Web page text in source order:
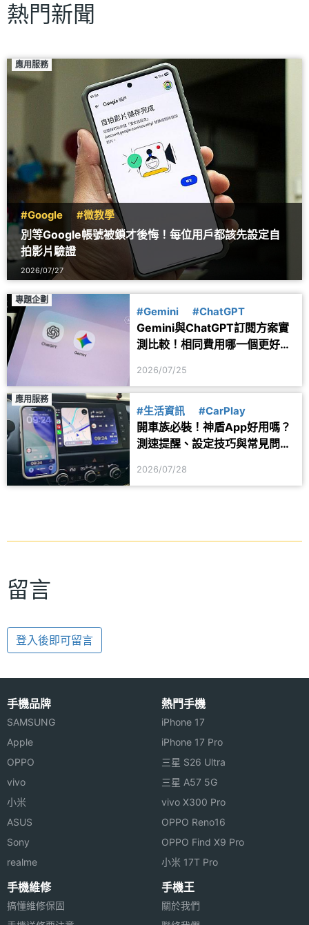
熱門新聞
應用服務
#Google #微教學
別等Google帳號被鎖才後悔！每位用戶都該先設定自
拍影片驗證
2026/07/27
專題企劃
#Gemini #ChatGPT
Gemini與ChatGPT訂閱方案實
測比較！相同費用哪一個更好
2026/07/25
應用服務
#生活資訊 #CarPlay
開車族必裝！神盾App好用嗎？
測速提醒、設定技巧與常見問題
2026/07/28
留言
登入後即可留言
手機品牌
SAMSUNG
Apple
OPPO
vivo
小米
ASUS
Sony
realme
熱門手機
iPhone 17
iPhone 17 Pro
三星 S26 Ultra
三星 A57 5G
vivo X300 Pro
OPPO Reno16
OPPO Find X9 Pro
小米 17T Pro
手機維修
搞懂維修保固
手機王
關於我們